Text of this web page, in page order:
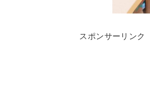
スポンサーリンク